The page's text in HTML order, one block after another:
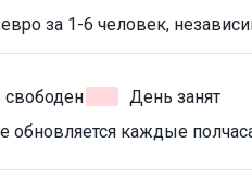
за 1-6 человек,
День занят
обновляется каждые